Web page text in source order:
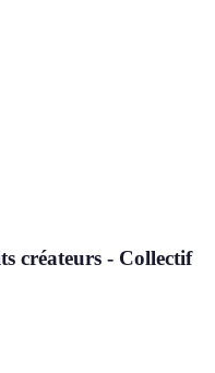
créateurs - Collectif